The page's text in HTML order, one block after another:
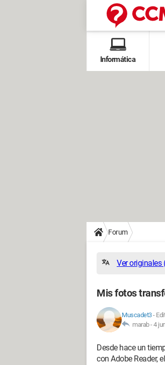
Informática
Forum
Ver originales
Mis fotos
Muscadet3-
marab -4
Desde hace un
con Adobe Reader,